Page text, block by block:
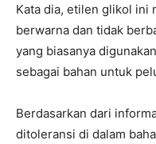
Kata dia, etilen glikol ini
berwarna dan tidak
yang biasanya
sebagai bahan untuk
Berdasarkan dari
ditoleransi di dalam